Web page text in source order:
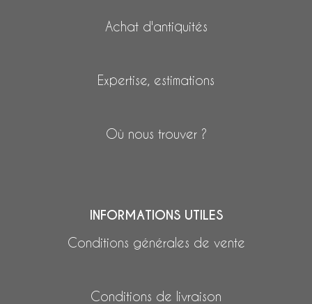
Achat d'antiquités
Expertise, estimations
Où nous trouver ?
INFORMATIONS UTILES
Conditions générales de vente
Conditions de livraison